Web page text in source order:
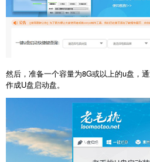
然后，准备一个容量为8G或以上的u盘，
作成U盘启动盘。